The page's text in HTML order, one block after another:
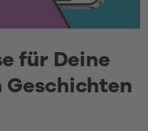
für Deine
Geschichten